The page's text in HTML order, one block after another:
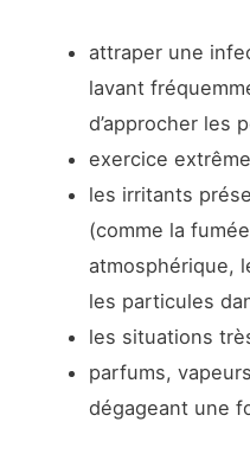
attraper une
lavant
d’approcher les
exercice extrême
les irritants
(comme la
atmosphérique,
les particules
les situations
parfums,
dégageant une